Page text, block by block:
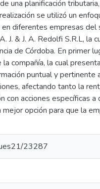
una planificación
se utilizó un
diferentes empresas
J. & J. A. Redolfi S.R.L, la
de Córdoba. En primer
compañía, la cual
puntual y
afectando tanto la
con acciones específicas
opción para que la
23287